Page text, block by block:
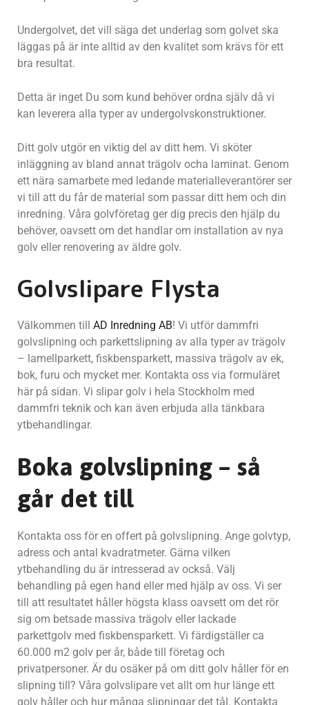
Undergolvet, det vill säga det underlag som golvet ska
läggas på är inte alltid av den kvalitet som krävs för ett
bra resultat.
Detta är inget Du som kund behöver ordna själv då vi
kan leverera alla typer av undergolvskonstruktioner.
Ditt golv utgör en viktig del av ditt hem. Vi sköter
inläggning av bland annat trägolv ocha laminat. Genom
ett nära samarbete med ledande materialleverantörer ser
vi till att du får de material som passar ditt hem och din
inredning. Våra golvföretag ger dig precis den hjälp du
behöver, oavsett om det handlar om installation av nya
golv eller renovering av äldre golv.
Golvslipare Flysta
Välkommen till AD Inredning AB! Vi utför dammfri
golvslipning och parkettslipning av alla typer av trägolv
– lamellparkett, fiskbensparkett, massiva trägolv av ek,
bok, furu och mycket mer. Kontakta oss via formuläret
här på sidan. Vi slipar golv i hela Stockholm med
dammfri teknik och kan även erbjuda alla tänkbara
ytbehandlingar.
Boka golvslipning – så
går det till
Kontakta oss för en offert på golvslipning. Ange golvtyp,
adress och antal kvadratmeter. Gärna vilken
ytbehandling du är intresserad av också. Välj
behandling på egen hand eller med hjälp av oss. Vi ser
till att resultatet håller högsta klass oavsett om det rör
sig om betsade massiva trägolv eller lackade
parkettgolv med fiskbensparkett. Vi färdigställer ca
60.000 m2 golv per år, både till företag och
privatpersoner. Är du osäker på om ditt golv håller för en
slipning till? Våra golvslipare vet allt om hur länge ett
golv håller och hur många slipningar det tål. Kontakta